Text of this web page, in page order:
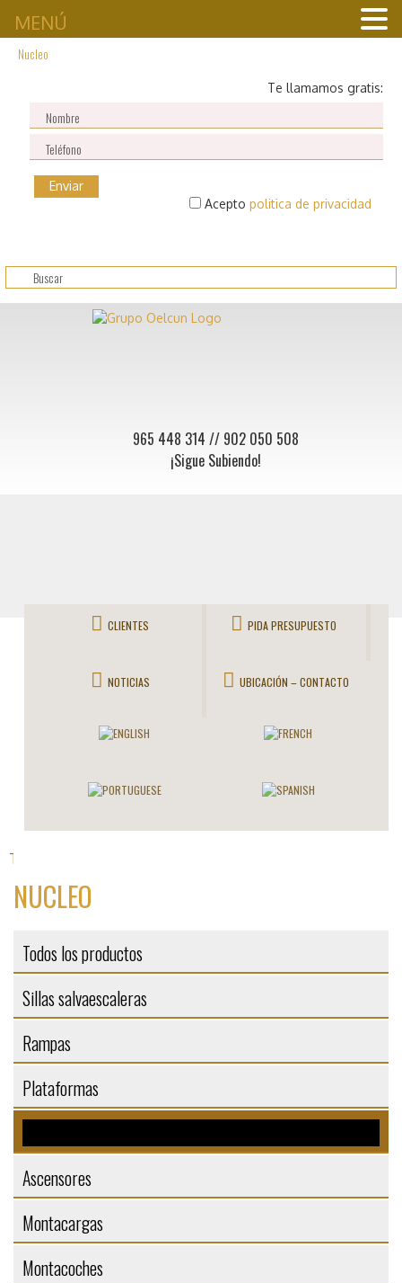
Nucleo
Te llamamos gratis:
Acepto politica de privacidad
965 448 314 // 902 050 508
¡Sigue Subiendo!
CLIENTES PIDA PRESUPUESTO
NOTICIAS UBICACIÓN – CONTACTO
Todos los productos
NUCLEO
Todos los productos
Sillas salvaescaleras
Rampas
Plataformas
Ascensores
Montacargas
Montacoches
MENÚ